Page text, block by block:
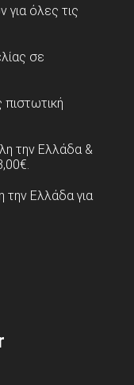
για όλες τις
σε
την Ελλάδα &
την Ελλάδα για